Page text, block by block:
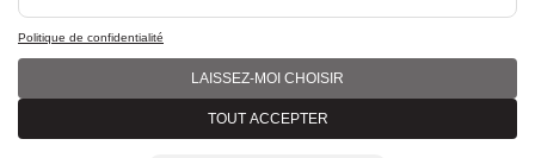
hsolutions.ch
Politique de confidentialité
LAISSEZ-MOI CHOISIR
TOUT ACCEPTER